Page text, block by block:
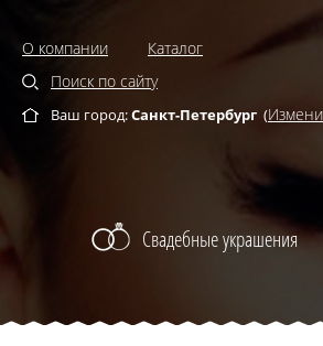
О компании
Каталог
Поиск по сайту
Ваш город:Санкт-Петербург (
Свадебные украшения